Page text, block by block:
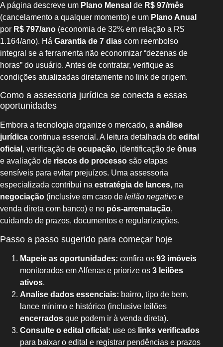
A página descreve um Plano Mensal de R$ 97/mês
(cancelamento a qualquer momento) e um Plano Anual
por R$ 797/ano (economia de 32% em relação a R$
1.164/ano). Há Garantia de 7 dias com reembolso
integral se a ferramenta não economizar “dezenas de
horas” do usuário. Antes de contratar, verifique as
condições atualizadas diretamente no link de origem.
Como a assessoria jurídica se conecta a essas
oportunidades
Embora a tecnologia organize o mercado, a análise
jurídica continua essencial. A leitura detalhada do edital
oficial , verificação de ocupação, identificação de ônus
e avaliação de riscos do processo são etapas
sensíveis para evitar prejuízos. Uma assessoria
especializada contribui na estratégia de lances, na
negociação (inclusive em caso de leilão negativo e
venda direta com banco) e no pós-arrematação,
cuidando de prazos, documentos e regularizações.
Passo a passo sugerido para começar hoje
Mapeie as oportunidades: confira os 93 imóveis
monitorados em Alfenas e priorize os 3 leilões
ativos.
Analise dados essenciais: bairro, tipo de bem,
lance mínimo e histórico (inclusive leilões
encerrados que podem ir à venda direta).
Consulte o edital oficial: use os links verificados
para baixar o edital e registrar pendências e prazos